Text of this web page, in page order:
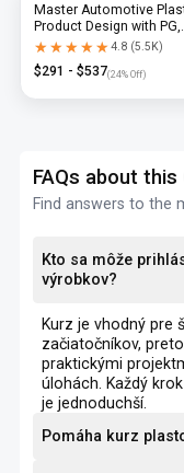
Master Automotive
Product Design with PG,
Diploma & Industry-Level
★★★★★
★★★★★4.8 (5.5K)
$291 - $537(24% Off)
FAQs about this
Find answers to the
Kto sa môže
výrobkov?
Kurz je vhodný pre
začiatočníkov,
praktickými
úlohách. Každý
je jednoduchší.
Pomáha kurz